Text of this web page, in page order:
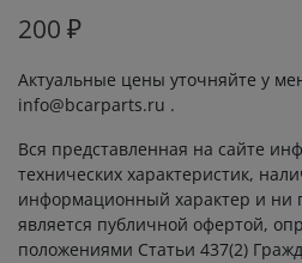
200 ₽
Актуальные цены уточняйте у
info@bcarparts.ru .
Вся представленная на сайте
технических характеристик,
информационный характер и ни
является публичной офертой,
положениями Статьи 437(2)